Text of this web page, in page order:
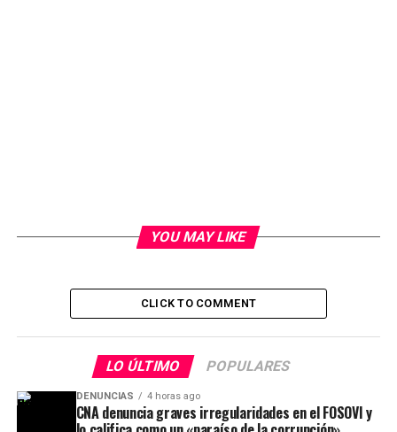
YOU MAY LIKE
CLICK TO COMMENT
LO ÚLTIMO POPULARES
DENUNCIAS 4 horas ago
CNA denuncia graves irregularidades en el FOSOVI y